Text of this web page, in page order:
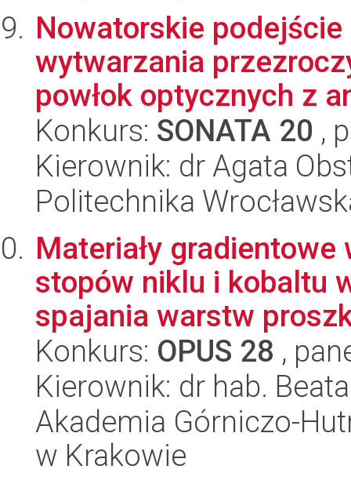
Nowatorskie
wytwarzania
powłok optycznych z
Konkurs: SONATA 20 ,
Kierownik: dr Agata
Politechnika
Materiały
stopów niklu i kobaltu
spajania warstw
Konkurs: OPUS 28 ,
Kierownik: dr hab.
Akademia Górniczo-
w Krakowie